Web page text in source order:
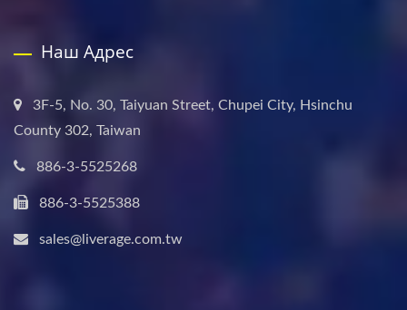
Наш Адрес
3F-5, No. 30, Taiyuan Street, Chupei City, Hsinchu
County 302, Taiwan
886-3-5525268
886-3-5525388
sales@liverage.com.tw